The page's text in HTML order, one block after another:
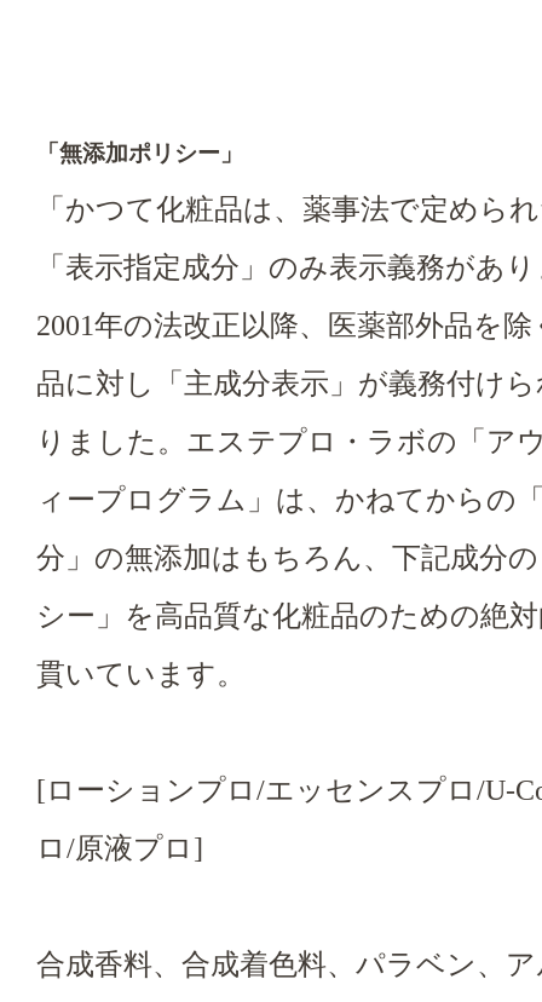
「無添加ポリシー」
「かつて化粧品は、薬事法で定めら
「表示指定成分」のみ表示義務があ
2001年の法改正以降、医薬部外品を
品に対し「主成分表示」が義務付け
りました。エステプロ・ラボの「ア
ィープログラム」は、かねてからの
分」の無添加はもちろん、下記成分
シー」を高品質な化粧品のための絶
貫いています。
[ローションプロ/エッセンスプロ/U-
ロ/原液プロ]
合成香料、合成着色料、パラベン、